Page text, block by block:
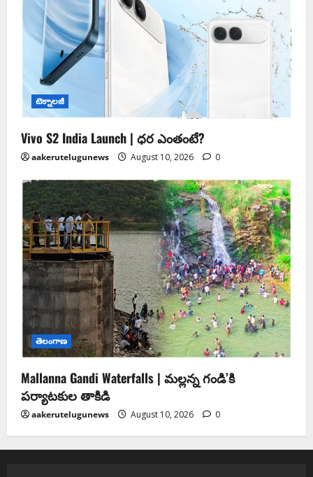
టెక్నాలజీ
Vivo S2 India Launch | ధర ఎంతంటే?
aakerutelugunews August 10, 2026 0
తెలంగాణ
Mallanna Gandi Waterfalls | మల్లన్న గండి’కి
పర్యాటకుల తాకిడి
aakerutelugunews August 10, 2026 0